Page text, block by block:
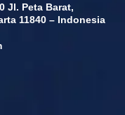
Jl. Peta Barat,
11840 – Indonesia